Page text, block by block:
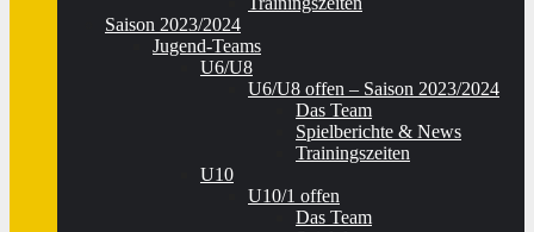
Saison 2023/2024
Jugend-Teams
U6/U8
U6/U8 offen – Saison 2023/2024
Das Team
Spielberichte & News
Trainingszeiten
U10
U10/1 offen
Das Team